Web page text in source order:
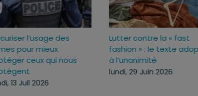
Sécuriser l’usage des
armes pour mieux
protéger ceux qui nous
protègent
lundi, 13 Juil 2026
Lutter contre la « fast
fashion » : le texte
à l’unanimité
lundi, 29 Juin 2026